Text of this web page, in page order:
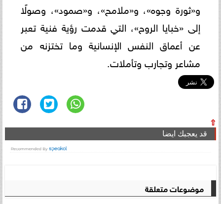
و«ثورة وجوه»، و«ملامح»، و«صمود»، وصولًا
إلى «خبايا الروح»، التي قدمت رؤية فنية تعبر
عن أعماق النفس الإنسانية وما تختزنه من
مشاعر وتجارب وتأملات.
⇧
قد يعجبك ايضا
موضوعات متعلقة